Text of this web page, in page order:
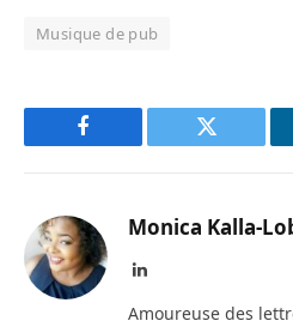
Musique de pub
Facebook Twitter
Monica Kalla-
LinkedIn
Amoureuse des